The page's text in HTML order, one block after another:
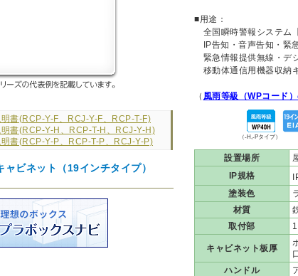
書(RCP-Y-F、RCJ-Y-F、RCP-T-F)
書(RCP-Y-H、RCP-T-H、RCJ-Y-H)
書(RCP-Y-P、RCP-T-P、RCJ-Y-P)
ビネット（19インチタイプ）
■用途：
全国瞬時警報システム
IP告知・音声告知・緊
緊急情報提供無線・デ
移動体通信用機器収納
（ 風雨等級（WPコード
（-H,-Pタイプ）
設置場所
IP規格
塗装色
材質
取付部
キャビネット板厚
ハンドル